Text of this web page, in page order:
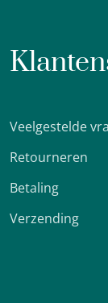
Veelgestelde
Retourneren
Betaling
Verzending